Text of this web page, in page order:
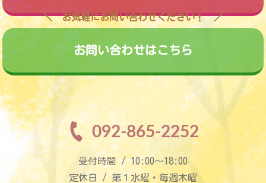
お気軽にお問い合わせください！
お問い合わせはこちら
092-865-2252
受付時間 / 10:00〜18:00
定休日 / 第１水曜・毎週木曜